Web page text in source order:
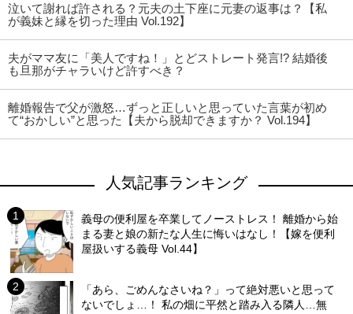
泣いて謝れば許される？元夫の土下座に元妻の返事は？【私
が義妹と縁を切った理由 Vol.192】
夫がママ友に「美人ですね！」とどストレート発言!? 結婚後
も旦那がチャラいけど許すべき？
離婚報告で父が激怒…ずっと正しいと思っていた言葉が初め
て“おかしい”と思った【夫から脱却できますか？ Vol.194】
人気記事ランキング
義母の便利屋を卒業してノーストレス！ 離婚から始
まる妻と娘の新たな人生に悔いはなし！【嫁を便利
屋扱いする義母 Vol.44】
「あら、ごめんなさいね？」って絶対悪いと思って
ないでしょ…！ 私の畑に平然と踏み入る隣人…無